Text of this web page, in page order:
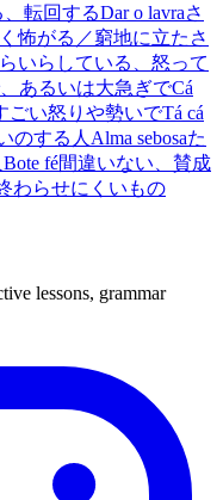
、転回するDar o lavraさ
怖がる／窮地に立たさ
いらしている、怒って
あるいは大急ぎでCá
ごい怒りや勢いでTá cá
のする人 Alma sebosaた
Bote fé間違いない、賛成
わらせにくいもの
lessons, grammar